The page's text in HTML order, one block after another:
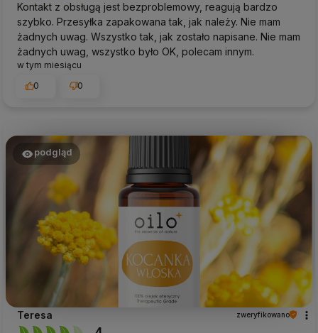
Kontakt z obsługą jest bezproblemowy, reagują bardzo
szybko. Przesyłka zapakowana tak, jak należy. Nie mam
żadnych uwag. Wszystko tak, jak zostało napisane. Nie mam
żadnych uwag, wszystko było OK, polecam innym.
w tym miesiącu
0
0
podgląd
Teresa zweryfikowano